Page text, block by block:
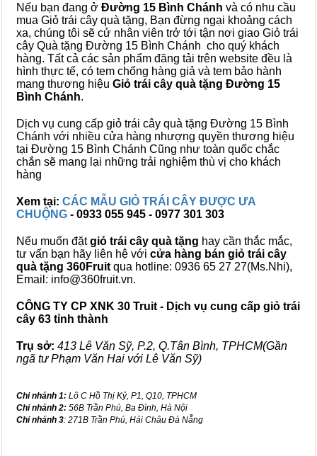
Nếu bạn đang ở Đường 15 Bình Chánh và có nhu cầu
mua Giỏ trái cây quà tặng, Bạn đừng ngại khoảng cách
xa, chúng tôi sẽ cử nhân viên trở tới tận nơi giao Giỏ trái
cây Quà tặng Đường 15 Bình Chánh cho quý khách
hàng. Tất cả các sản phẩm đăng tải trên website đều là
hình thực tế, có tem chống hàng giả và tem bảo hành
mang thương hiệu Giỏ trái cây quà tặng Đường 15
Bình Chánh.
Dịch vụ cung cấp giỏ trái cây quà tặng Đường 15 Bình
Chánh với nhiều cửa hàng nhượng quyền thương hiệu
tại Đường 15 Bình Chánh Cũng như toàn quốc chắc
chắn sẽ mang lại những trải nghiệm thù vị cho khách
hàng
Xem tại: CÁC MẪU GIỎ TRÁI CÂY ĐƯỢC ƯA
CHUỘNG - 0933 055 945 - 0977 301 303
Nếu muốn đặtgiỏ trái cây quà tặng hay cần thắc mắc,
tư vấn bạn hãy liên hệ với cửa hàng bán giỏ trái cây
quà tặng 360Fruit qua hotline: 0936 65 27 27(Ms.Nhi),
Email: info@360fruit.vn.
CÔNG TY CP XNK 30 Truit - Dịch vụ cung cấp giỏ trái
cây 63 tỉnh thành
Trụ sở: 413 Lê Văn Sỹ, P.2, Q.Tân Bình, TPHCM(Gần
ngã tư Phạm Văn Hai với Lê Văn Sỹ)
Chi nhánh 1: Lô C Hồ Thị Kỷ, P1, Q10, TPHCM
Chi nhánh 2: 56B Trần Phú, Ba Đình, Hà Nội
Chi nhánh 3: 271B Trần Phú, Hải Châu Đà Nẵng